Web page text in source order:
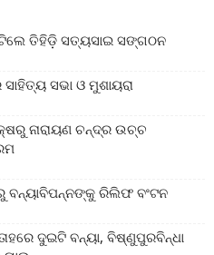
ତିହିଡି଼ ସତ୍ୟସାଇ ସଙ୍ଗଠନ
ସଭା ଓ ମୁଶାୟରା
ନାରାୟଣ ଚନ୍ଦ୍ର ଉଚ୍ଚ
ବନ୍ୟାବିପନ୍ନଙ୍କୁ ରିଲିଫ ବଂଟନ
ଦୁଇଟି ବନ୍ୟା, ବିଷ୍ଣୁପୁରବିନ୍ଧା